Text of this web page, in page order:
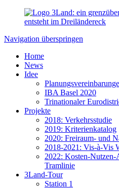
Navigation überspringen
Home
News
Idee
IBA Basel 2020
Trinationaler
Projekte
2018: Verkehrsstudie
2019: Kriterienkatalog
2020: Freiraum- und
2018-2021: Vis-à-Vis
2022: Kosten-Nutzen-
Tramlinie
3Land-Tour
Station 1